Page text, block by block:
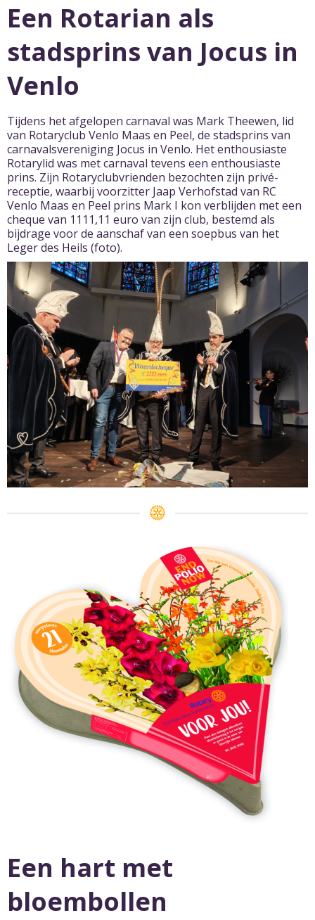
Een Rotarian als
stadsprins van Jocus in
Venlo
Tijdens het afgelopen carnaval was Mark Theewen, lid
van Rotaryclub Venlo Maas en Peel, de stadsprins van
carnavalsvereniging Jocus in Venlo. Het enthousiaste
Rotarylid was met carnaval tevens een enthousiaste
prins. Zijn Rotaryclubvrienden bezochten zijn privé-
receptie, waarbij voorzitter Jaap Verhofstad van RC
Venlo Maas en Peel prins Mark I kon verblijden met een
cheque van 1111,11 euro van zijn club, bestemd als
bijdrage voor de aanschaf van een soepbus van het
Leger des Heils (foto).
Een hart met
bloembollen